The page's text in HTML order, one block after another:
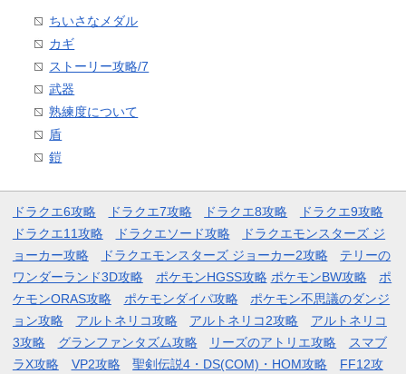
ちいさなメダル
カギ
ストーリー攻略/7
武器
熟練度について
盾
鎧
ドラクエ6攻略 ドラクエ7攻略 ドラクエ8攻略
ドラクエ9攻略
ドラクエ11攻略
ドラクエソード攻略
ドラクエモンスターズ ジ
ョーカー攻略
ドラクエモンスターズ ジョーカー2攻略
テリーの
ワンダーランド3D攻略
ポケモンHGSS攻略 ポケモンBW攻略
ポ
ケモンORAS攻略
ポケモンダイパ攻略
ポケモン不思議のダンジ
ョン攻略
アルトネリコ攻略 アルトネリコ2攻略
アルトネリコ
3攻略
グランファンタズム攻略 リーズのアトリエ攻略
スマブ
ラX攻略
VP2攻略 聖剣伝説4・DS(COM)・HOM攻略 FF12攻